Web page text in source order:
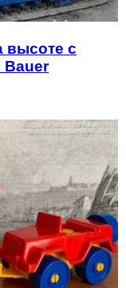
высоте с
Bauer